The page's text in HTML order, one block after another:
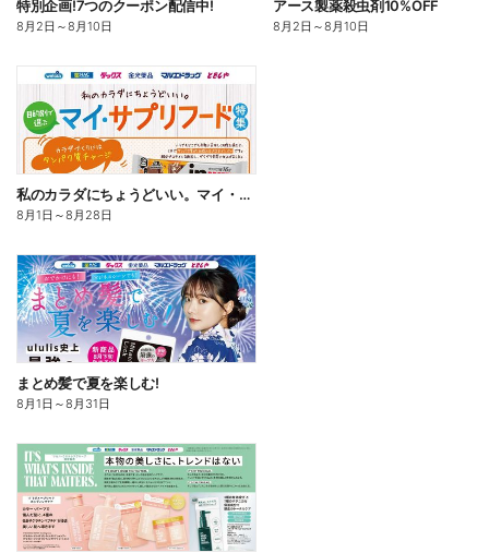
特別企画!7つのクーポン配信中!
8月2日 ～8月10日
アース製薬殺虫剤10%OFF
8月2日 ～8月10日
私のカラダにちょうどいい。マイ・サプリフード
8月1日 ～8月28日
まとめ髪で夏を楽しむ!
8月1日 ～8月31日